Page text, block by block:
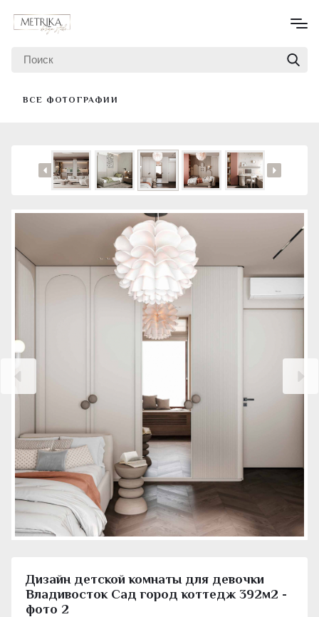
ВСЕ ФОТОГРАФИИ
Дизайн детской комнаты для девочки
Владивосток Сад город коттедж 392м2 -
фото 2